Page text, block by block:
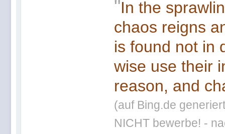
"In the
chaos reigns
is found not in
wise use their
reason, and
(auf Bing.de
NICHT bewerbe! -